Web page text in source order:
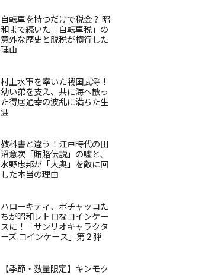
自転車を持つだけで税金？ 昭
和まで続いた「自転車税」の
意外な歴史と脱税が横行した
理由
村上水軍を率いた戦国武将！
幼い弟を支え、共に海へ散っ
た得居通幸の波乱に満ちた生
涯
教科書と違う！江戸時代の田
沼意次「賄賂伝説」の嘘と、
水野忠邦が「大奥」を敵に回
した本当の理由
ハローキティ、ポチャッコた
ちが昭和レトロなコインケー
スに！「サンリオキャラクタ
ーズ コインケース」第２弾
【季節・数量限定】キンモク